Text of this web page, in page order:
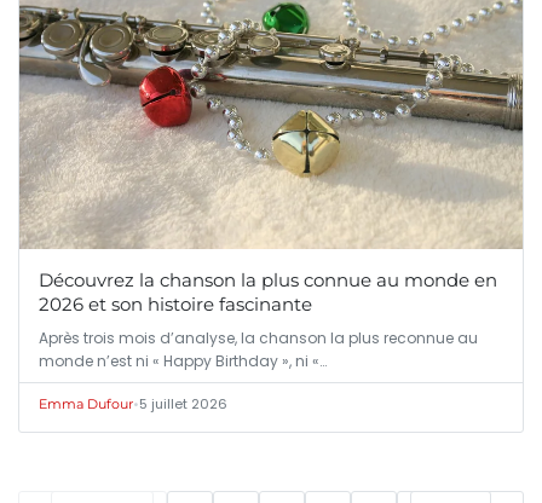
Découvrez la chanson la plus connue au monde en
2026 et son histoire fascinante
Après trois mois d’analyse, la chanson la plus reconnue au
monde n’est ni « Happy Birthday », ni «…
Emma Dufour•5 juillet 2026